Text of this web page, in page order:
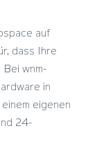
auf
dass Ihre
wnm-
in
eigenen
24-